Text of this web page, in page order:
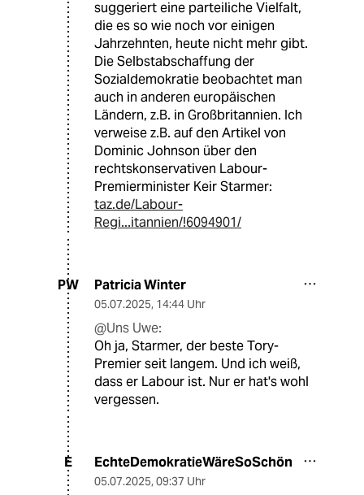
suggeriert eine parteiliche Vielfalt,
die es so wie noch vor einigen
Jahrzehnten, heute nicht mehr gibt.
Die Selbstabschaffung der
Sozialdemokratie beobachtet man
auch in anderen europäischen
Ländern, z.B. in Großbritannien. Ich
verweise z.B. auf den Artikel von
Dominic Johnson über den
rechtskonservativen Labour-
Premierminister Keir Starmer:
taz.de/Labour-
Regi...itannien/!6094901/
PW Patricia Winter
05.07.2025, 14:44 Uhr
@Uns Uwe:
Oh ja, Starmer, der beste Tory-
Premier seit langem. Und ich weiß,
dass er Labour ist. Nur er hat's wohl
vergessen.
E EchteDemokratieWäreSoSchön
05.07.2025, 09:37 Uhr